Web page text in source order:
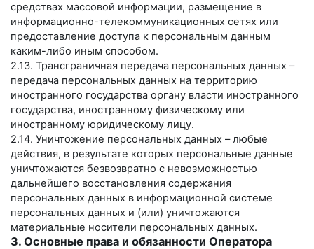
средствах массовой информации, размещение в
информационно-телекоммуникационных сетях или
предоставление доступа к персональным данным
каким-либо иным способом.
2.13. Трансграничная передача персональных данных –
передача персональных данных на территорию
иностранного государства органу власти иностранного
государства, иностранному физическому или
иностранному юридическому лицу.
2.14. Уничтожение персональных данных – любые
действия, в результате которых персональные данные
уничтожаются безвозвратно с невозможностью
дальнейшего восстановления содержания
персональных данных в информационной системе
персональных данных и (или) уничтожаются
материальные носители персональных данных.
3. Основные права и обязанности Оператора